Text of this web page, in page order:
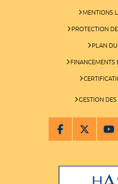
MENTIONS
PROTECTION
PLAN DU
FINANCEMENTS
GESTION